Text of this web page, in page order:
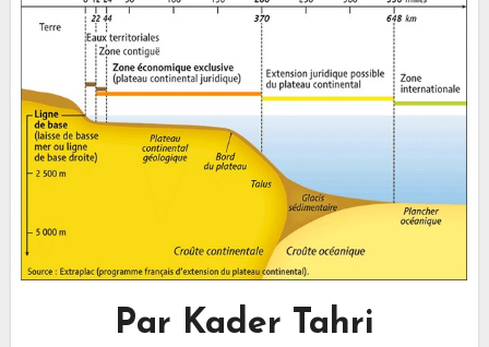
Par Kader Tahri